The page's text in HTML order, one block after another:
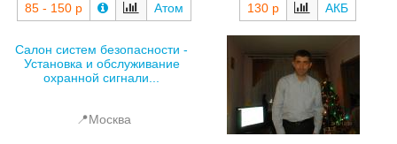
85 - 150 р Атом 130 р АКБ
Салон систем безопасности -
Установка и обслуживание
охранной сигнали...
📍Москва